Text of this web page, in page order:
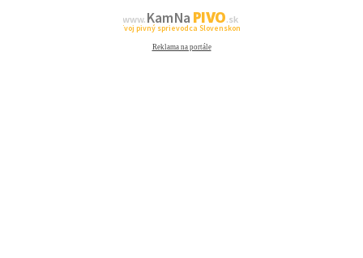
www.Kam Na PIVO.sk
Tvoj pivný sprievodca Slovenskom
Reklama na portále